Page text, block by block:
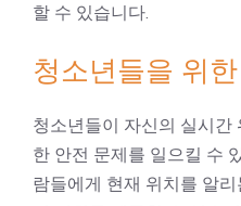
할 수 있습니다.
청소년들을 위
청소년들이 자신의 실시간
한 안전 문제를 일으킬 수
람들에게 현재 위치를 알